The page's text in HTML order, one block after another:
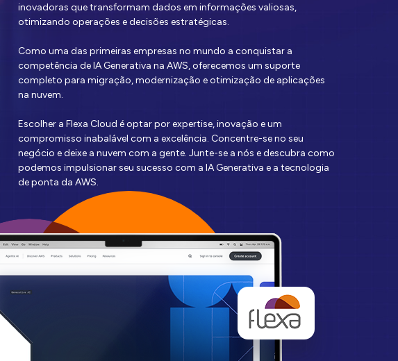
inovadoras que transformam dados em informações valiosas,
otimizando operações e decisões estratégicas.
Como uma das primeiras empresas no mundo a conquistar a
competência de IA Generativa na AWS, oferecemos um suporte
completo para migração, modernização e otimização de aplicações
na nuvem.
Escolher a Flexa Cloud é optar por expertise, inovação e um
compromisso inabalável com a excelência. Concentre-se no seu
negócio e deixe a nuvem com a gente. Junte-se a nós e descubra como
podemos impulsionar seu sucesso com a IA Generativa e a tecnologia
de ponta da AWS.